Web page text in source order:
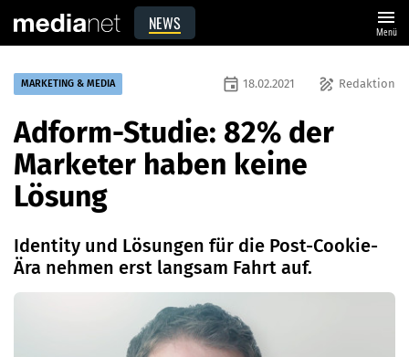
NEWS menu
Menü
MARKETING & MEDIA draw Redaktion
event 18.02.2021
Adform-Studie: 82% der
Marketer haben keine
Lösung
Identity und Lösungen für die Post-Cookie-
Ära nehmen erst langsam Fahrt auf.